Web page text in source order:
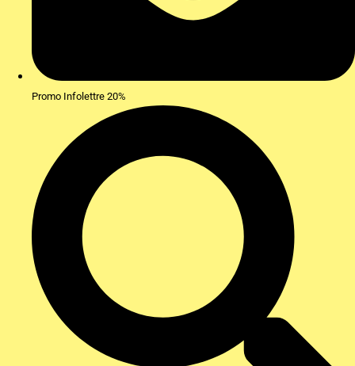
Promo Infolettre 20%